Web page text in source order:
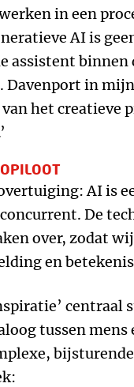
in een
AI is
assistent
Davenport in
het creatieve
AI is
De
over, zodat
en
centraal
tussen mens